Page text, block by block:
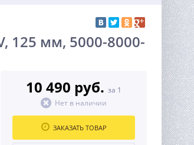
125 мм, 5000-8000-
10 490 руб. за 1
Нет в наличии
ЗАКАЗАТЬ ТОВАР